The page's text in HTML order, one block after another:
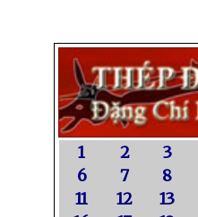
1 2 3
6
7 8
11
12 13